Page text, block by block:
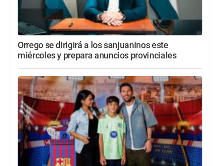
Orrego se dirigirá a los sanjuaninos este
miércoles y prepara anuncios provinciales